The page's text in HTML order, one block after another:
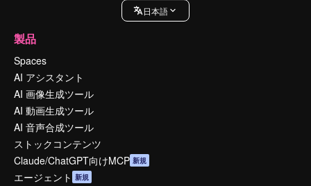
日本語
製品
Spaces
AI アシスタント
AI 画像生成ツール
AI 動画生成ツール
AI 音声合成ツール
ストックコンテンツ
Claude/ChatGPT向けMCP 新規
エージェント 新規